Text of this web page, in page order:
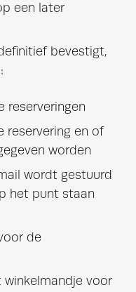
een later
bevestigt,
reserveringen
reservering en of
worden
wordt gestuurd
het punt staan
de
winkelmandje voor